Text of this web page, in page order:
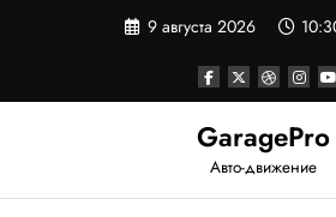
9 августа 2026
GaragePro
Авто-движение